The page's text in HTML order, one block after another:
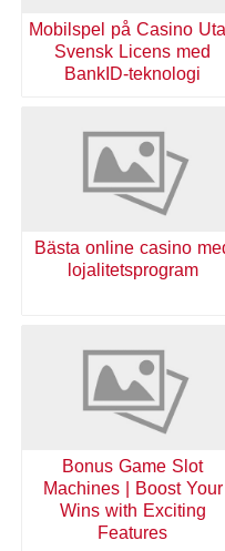
Mobilspel på Casino
Svensk Licens med
BankID-teknologi
Bästa online casino
lojalitetsprogram
Bonus Game Slot
Machines | Boost Your
Wins with Exciting
Features